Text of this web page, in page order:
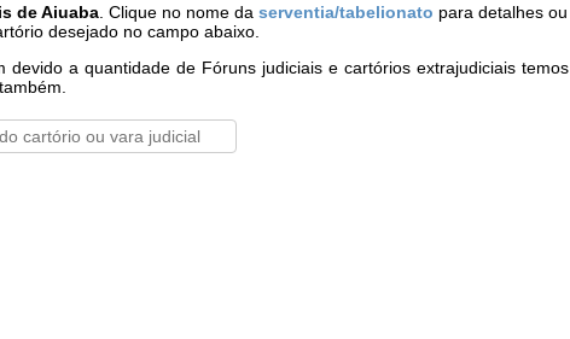
de Aiuaba . Clique no nome daserventia/tabelionato para detalhes ou
desejado no campo abaixo.
a quantidade de Fóruns judiciais e cartórios extrajudiciais temos